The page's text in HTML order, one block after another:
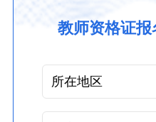
教师资格证